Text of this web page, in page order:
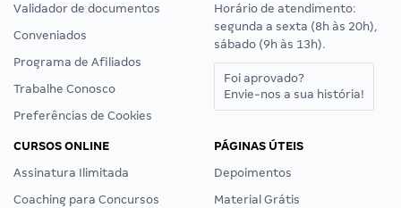
Validador de documentos
Conveniados
Programa de Afiliados
Trabalhe Conosco
Preferências de Cookies
Horário de atendimento:
segunda a sexta (8h às 20h),
sábado (9h às 13h).
Foi aprovado?
Envie-nos a sua história!
CURSOS ONLINE
Assinatura Ilimitada
Coaching para Concursos
PÁGINAS ÚTEIS
Depoimentos
Material Grátis